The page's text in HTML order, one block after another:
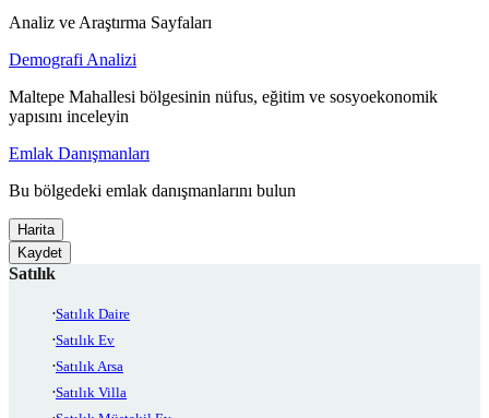
Analiz ve Araştırma Sayfaları
Demografi Analizi
Maltepe Mahallesi bölgesinin nüfus, eğitim ve sosyoekonomik
yapısını inceleyin
Emlak Danışmanları
Bu bölgedeki emlak danışmanlarını bulun
Harita
Kaydet
Satılık
Satılık Daire
Satılık Ev
Satılık Arsa
Satılık Villa